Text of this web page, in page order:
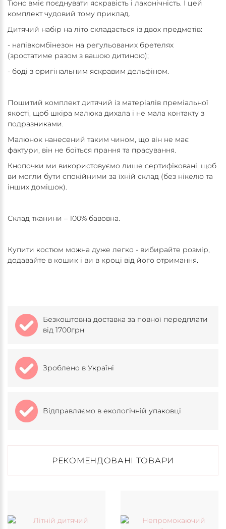
Тюнс вміє поєднувати яскравість і лаконічність. І цей
комплект чудовий тому приклад.
Дитячий набір на літо складається із двох предметів:
- напівкомбінезон на регульованих бретелях
(зростатиме разом з вашою дитиною);
- боді з оригінальним яскравим дельфіном.
Пошитий комплект дитячий із матеріалів преміальної
якості, щоб шкіра малюка дихала і не мала контакту з
подразниками.
Малюнок нанесений таким чином, що він не має
фактури, він не боїться прання та прасування.
Кнопочки ми використовуємо лише сертифіковані, щоб
ви могли бути спокійними за їхній склад (без нікелю та
інших домішок).
Склад тканини – 100% бавовна.
Купити костюм можна дуже легко - вибирайте розмір,
додавайте в кошик і ви в кроці від його отримання.
Безкоштовна доставка за повної передплати
від 1700грн
Зроблено в Україні
Відправляємо в екологічній упаковці
РЕКОМЕНДОВАНІ ТОВАРИ